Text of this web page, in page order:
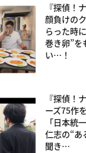
『探偵！
顔負けの
らった時
巻き卵”を
い…！
『探偵！
ーズ75作
「日本
仁志の“あ
聞き…